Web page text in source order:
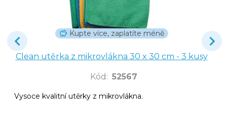
Kupte více, zaplatíte méně
Clean utěrka z mikrovlákna 30 x 30 cm - 3 kusy
Kód : 52567
Vysoce kvalitní utěrky z mikrovlákna.